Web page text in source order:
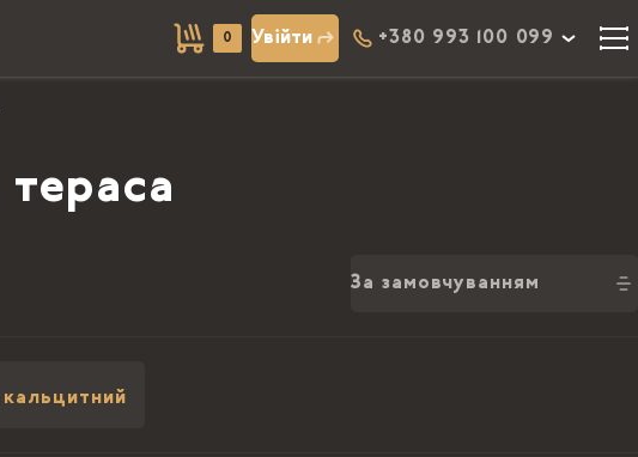
0 Увійти +380 993 100 099
За замовчуванням